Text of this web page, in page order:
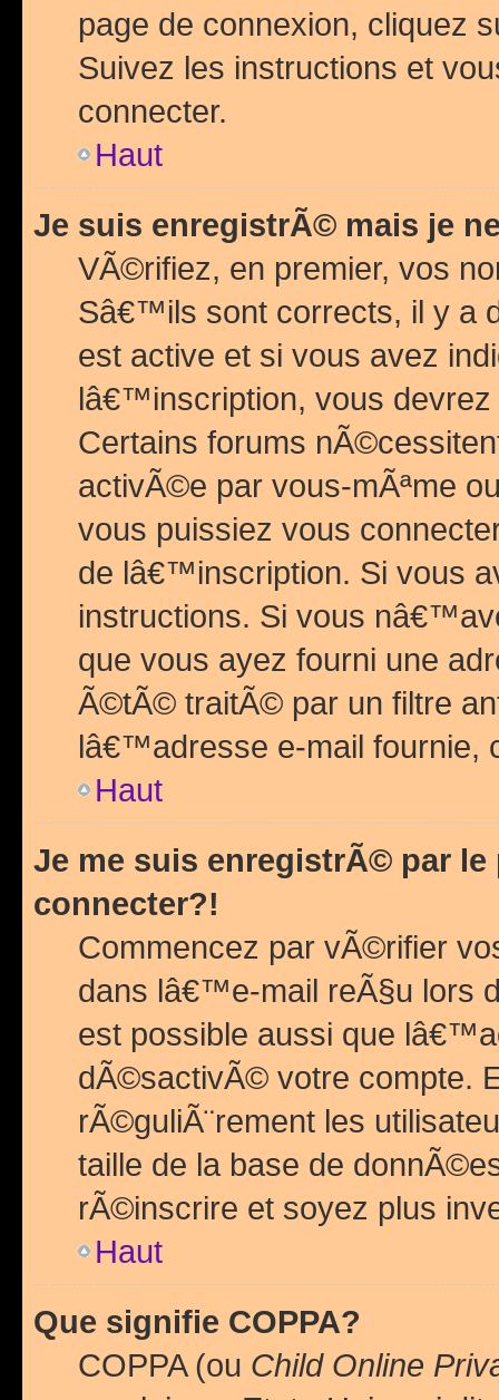
page de connexion, cliquez
Suivez les instructions et
connecter.
Haut
Je suis enregistrÃ© mais je
VÃ©rifiez, en premier, vos
Sâ€™ils sont corrects, il y a
est active et si vous avez
lâ€™inscription, vous
Certains forums
activÃ©e par vous-mÃªme
vous puissiez vous
de lâ€™inscription. Si vous
instructions. Si vous
que vous ayez fourni une
Ã©tÃ© traitÃ© par un filtre
lâ€™adresse e-mail fournie,
Haut
Je me suis enregistrÃ© par
connecter?!
Commencez par vÃ©rifier
dans lâ€™e-mail reÃ§u lors
est possible aussi que
dÃ©sactivÃ© votre compte.
rÃ©guliÃ¨rement les
taille de la base de
rÃ©inscrire et soyez plus
Haut
Que signifie COPPA?
COPPA (ou Child Online